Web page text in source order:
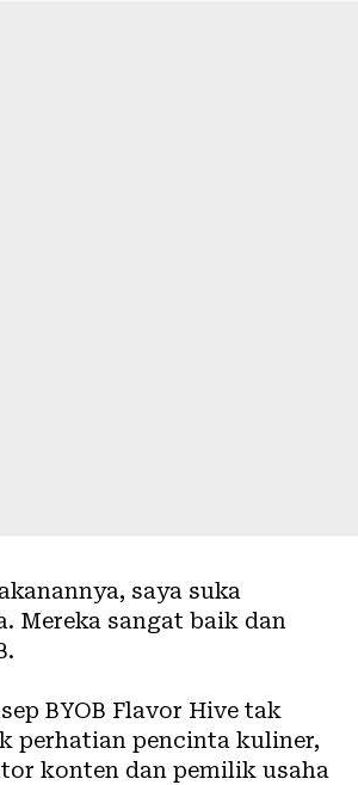
saya suka
Mereka sangat baik dan
BYOB Flavor Hive tak
perhatian pencinta kuliner,
konten dan pemilik usaha